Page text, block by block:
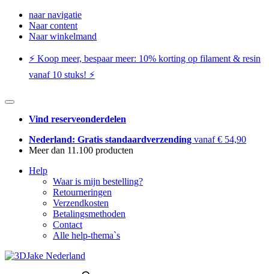
naar navigatie
Naar content
Naar winkelmand
⚡️ Koop meer, bespaar meer: ​​10% korting op filament & resin
vanaf 10 stuks! ⚡️
Vind reserveonderdelen
Nederland: Gratis standaardverzending vanaf € 54,90
Meer dan 11.100 producten
Help
Waar is mijn bestelling?
Retourneringen
Verzendkosten
Betalingsmethoden
Contact
Alle help-thema`s